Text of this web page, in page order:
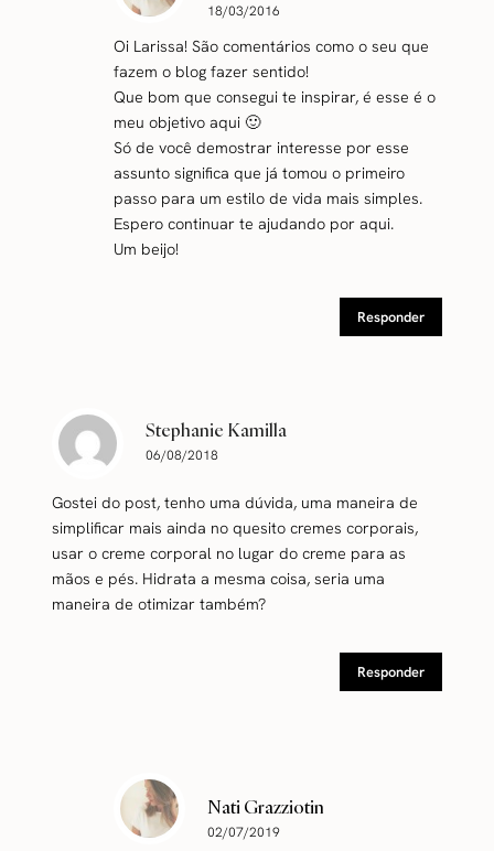
18/03/2016
Oi Larissa! São comentários como o seu que
fazem o blog fazer sentido!
Que bom que consegui te inspirar, é esse é o
meu objetivo aqui 🙂
Só de você demostrar interesse por esse
assunto significa que já tomou o primeiro
passo para um estilo de vida mais simples.
Espero continuar te ajudando por aqui.
Um beijo!
Responder
Stephanie Kamilla
06/08/2018
Gostei do post, tenho uma dúvida, uma maneira de
simplificar mais ainda no quesito cremes corporais,
usar o creme corporal no lugar do creme para as
mãos e pés. Hidrata a mesma coisa, seria uma
maneira de otimizar também?
Responder
Nati Grazziotin
02/07/2019